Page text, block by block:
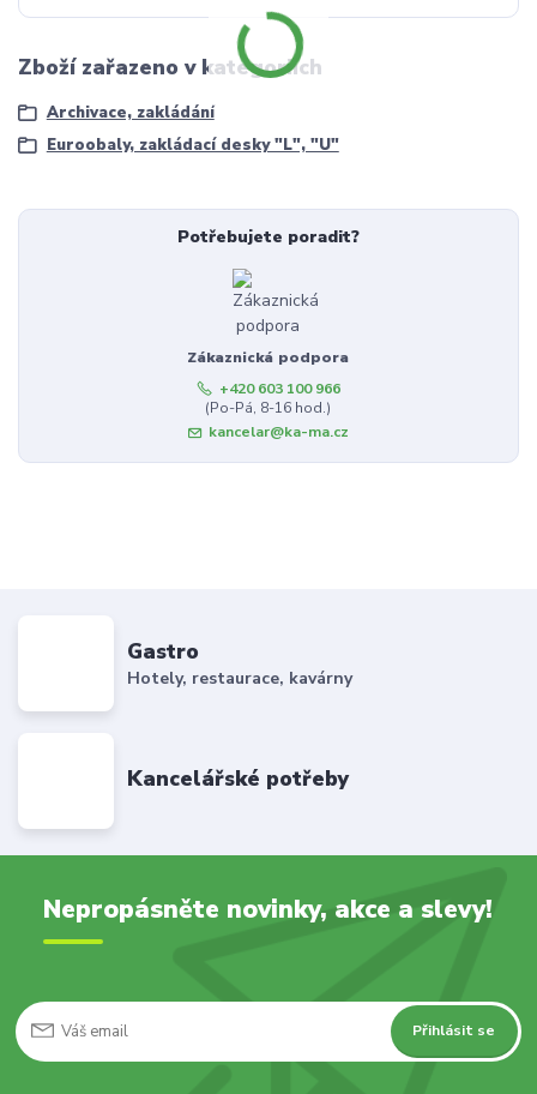
Zboží zařazeno v kategoriích
Archivace, zakládání
Euroobaly, zakládací desky "L", "U"
Potřebujete poradit?
Zákaznická podpora
+420 603 100 966
(Po-Pá, 8-16 hod.)
kancelar@ka-ma.cz
Gastro
Hotely, restaurace, kavárny
Kancelářské potřeby
Nepropásněte novinky, akce a slevy!
Přihlásit se